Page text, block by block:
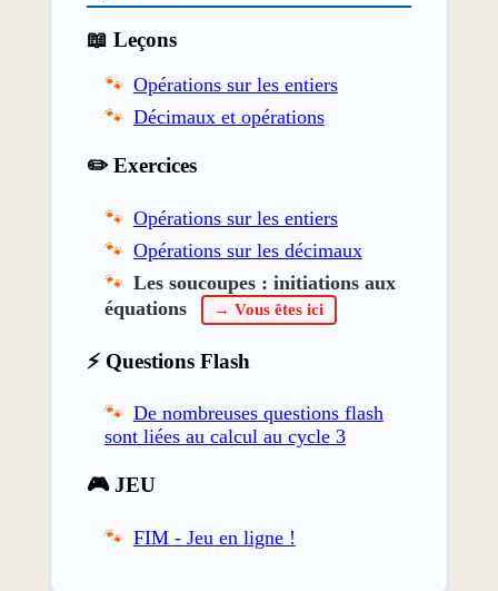
📖 Leçons
Opérations sur les entiers
Décimaux et opérations
✏️ Exercices
Opérations sur les entiers
Opérations sur les décimaux
Les soucoupes : initiations aux
équations
→ Vous êtes ici
⚡ Questions Flash
De nombreuses questions flash
sont liées au calcul au cycle 3
🎮 JEU
FIM - Jeu en ligne !